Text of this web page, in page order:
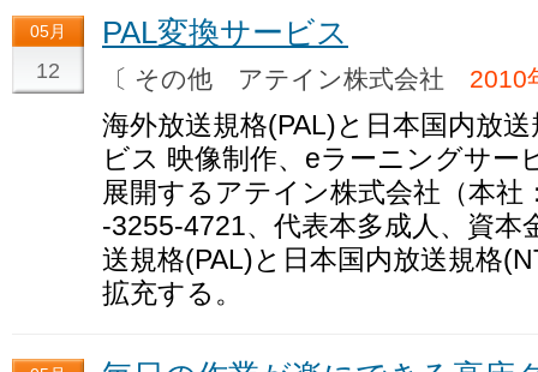
05月
12
PAL変換サービス
〔 その他 アテイン株式会社 2010
海外放送規格(PAL)と日本国内放
ビス 映像制作、eラーニングサー
展開するアテイン株式会社（本社
-3255-4721、代表本多成人、資本
送規格(PAL)と日本国内放送規格
拡充する。